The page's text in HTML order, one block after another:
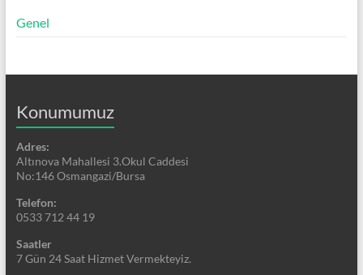
Genel
Konumumuz
Adres:
Altınova Mahallesi 3.Okul Caddesi
No:146 Osmangazi/Bursa
Telefon:
0533 712 44 19
Saatler
7 Gün 24 Saat Hizmet Vermekteyiz.